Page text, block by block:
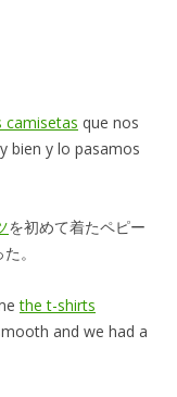
camisetas que nos
bien y lo pasamos
を初めて着たペピー
。
the t-shirts
and we had a